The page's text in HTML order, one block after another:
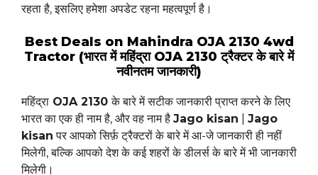
रहता है, इसलिए हमेशा अपडेट रहना महत्वपूर्ण है।
Best Deals on Mahindra OJA 2130 4wd
Tractor (भारत में महिंद्रा OJA 2130 ट्रैक्टर के बारे में
नवीनतम जानकारी)
महिंद्रा OJA 2130के बारे में सटीक जानकारी प्राप्त करने के लिए
भारत का एक ही नाम है, और वह नाम है Jago kisan
Jago
kisan पर आपको सिर्फ़ ट्रैक्टरों के बारे में आ-जे जानकारी ही नहीं
मिलेगी, बल्कि आपको देश के कई शहरों के डीलर्स के बारे में भी जानकारी
मिलेगी।